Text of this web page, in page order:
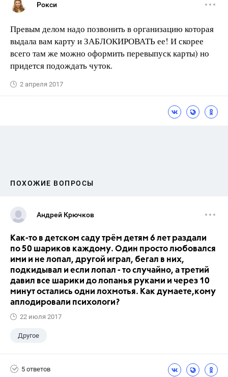
Рокси
Превым делом надо позвонить в организацию которая
выдала вам карту и ЗАБЛОКИРОВАТЬ ее! И скорее
всего там же можно оформить перевыпуск карты) но
придется подождать чуток.
2 апреля 2017
ПОХОЖИЕ ВОПРОСЫ
Андрей Крючков
Как-то в детском саду трём детям 6 лет раздали
по 50 шариков каждому. Один просто любовался
ими и не лопал, другой играл, бегал в них,
подкидывал и если лопал - то случайно, а третий
давил все шарики до лопанья руками и через 10
минут остались одни лохмотья. Как думаете,кому
аплодировали психологи?
22 июля 2017
Другое
5 ответов